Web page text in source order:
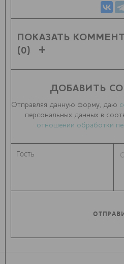
ПОКАЗАТЬ
(0)
ДОБАВИТЬ
Отправляя данную форму, даю
персональных данных в
отношении обработки